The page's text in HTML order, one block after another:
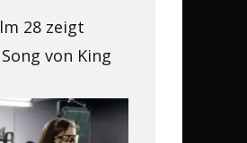
28 zeigt
von King